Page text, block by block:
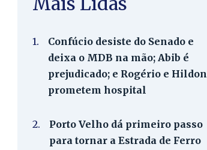
1.
Confúcio desiste do Senado e
deixa o MDB na mão; Abib é
prejudicado; e Rogério e Hildon
prometem hospital
2.
Porto Velho dá primeiro passo
para tornar a Estrada de Ferro